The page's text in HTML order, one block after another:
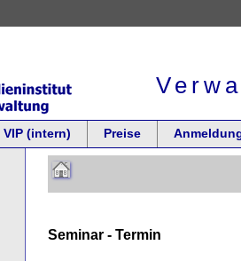
VIP (intern) Preise
Seminar - Termin